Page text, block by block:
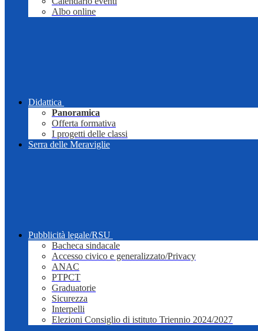
Albo online
Didattica
Panoramica
Offerta formativa
I progetti delle classi
Serra delle Meraviglie
Pubblicità legale/RSU
Bacheca sindacale
Accesso civico e generalizzato/Privacy
ANAC
PTPCT
Graduatorie
Sicurezza
Interpelli
Elezioni Consiglio di istituto Triennio 2024/2027